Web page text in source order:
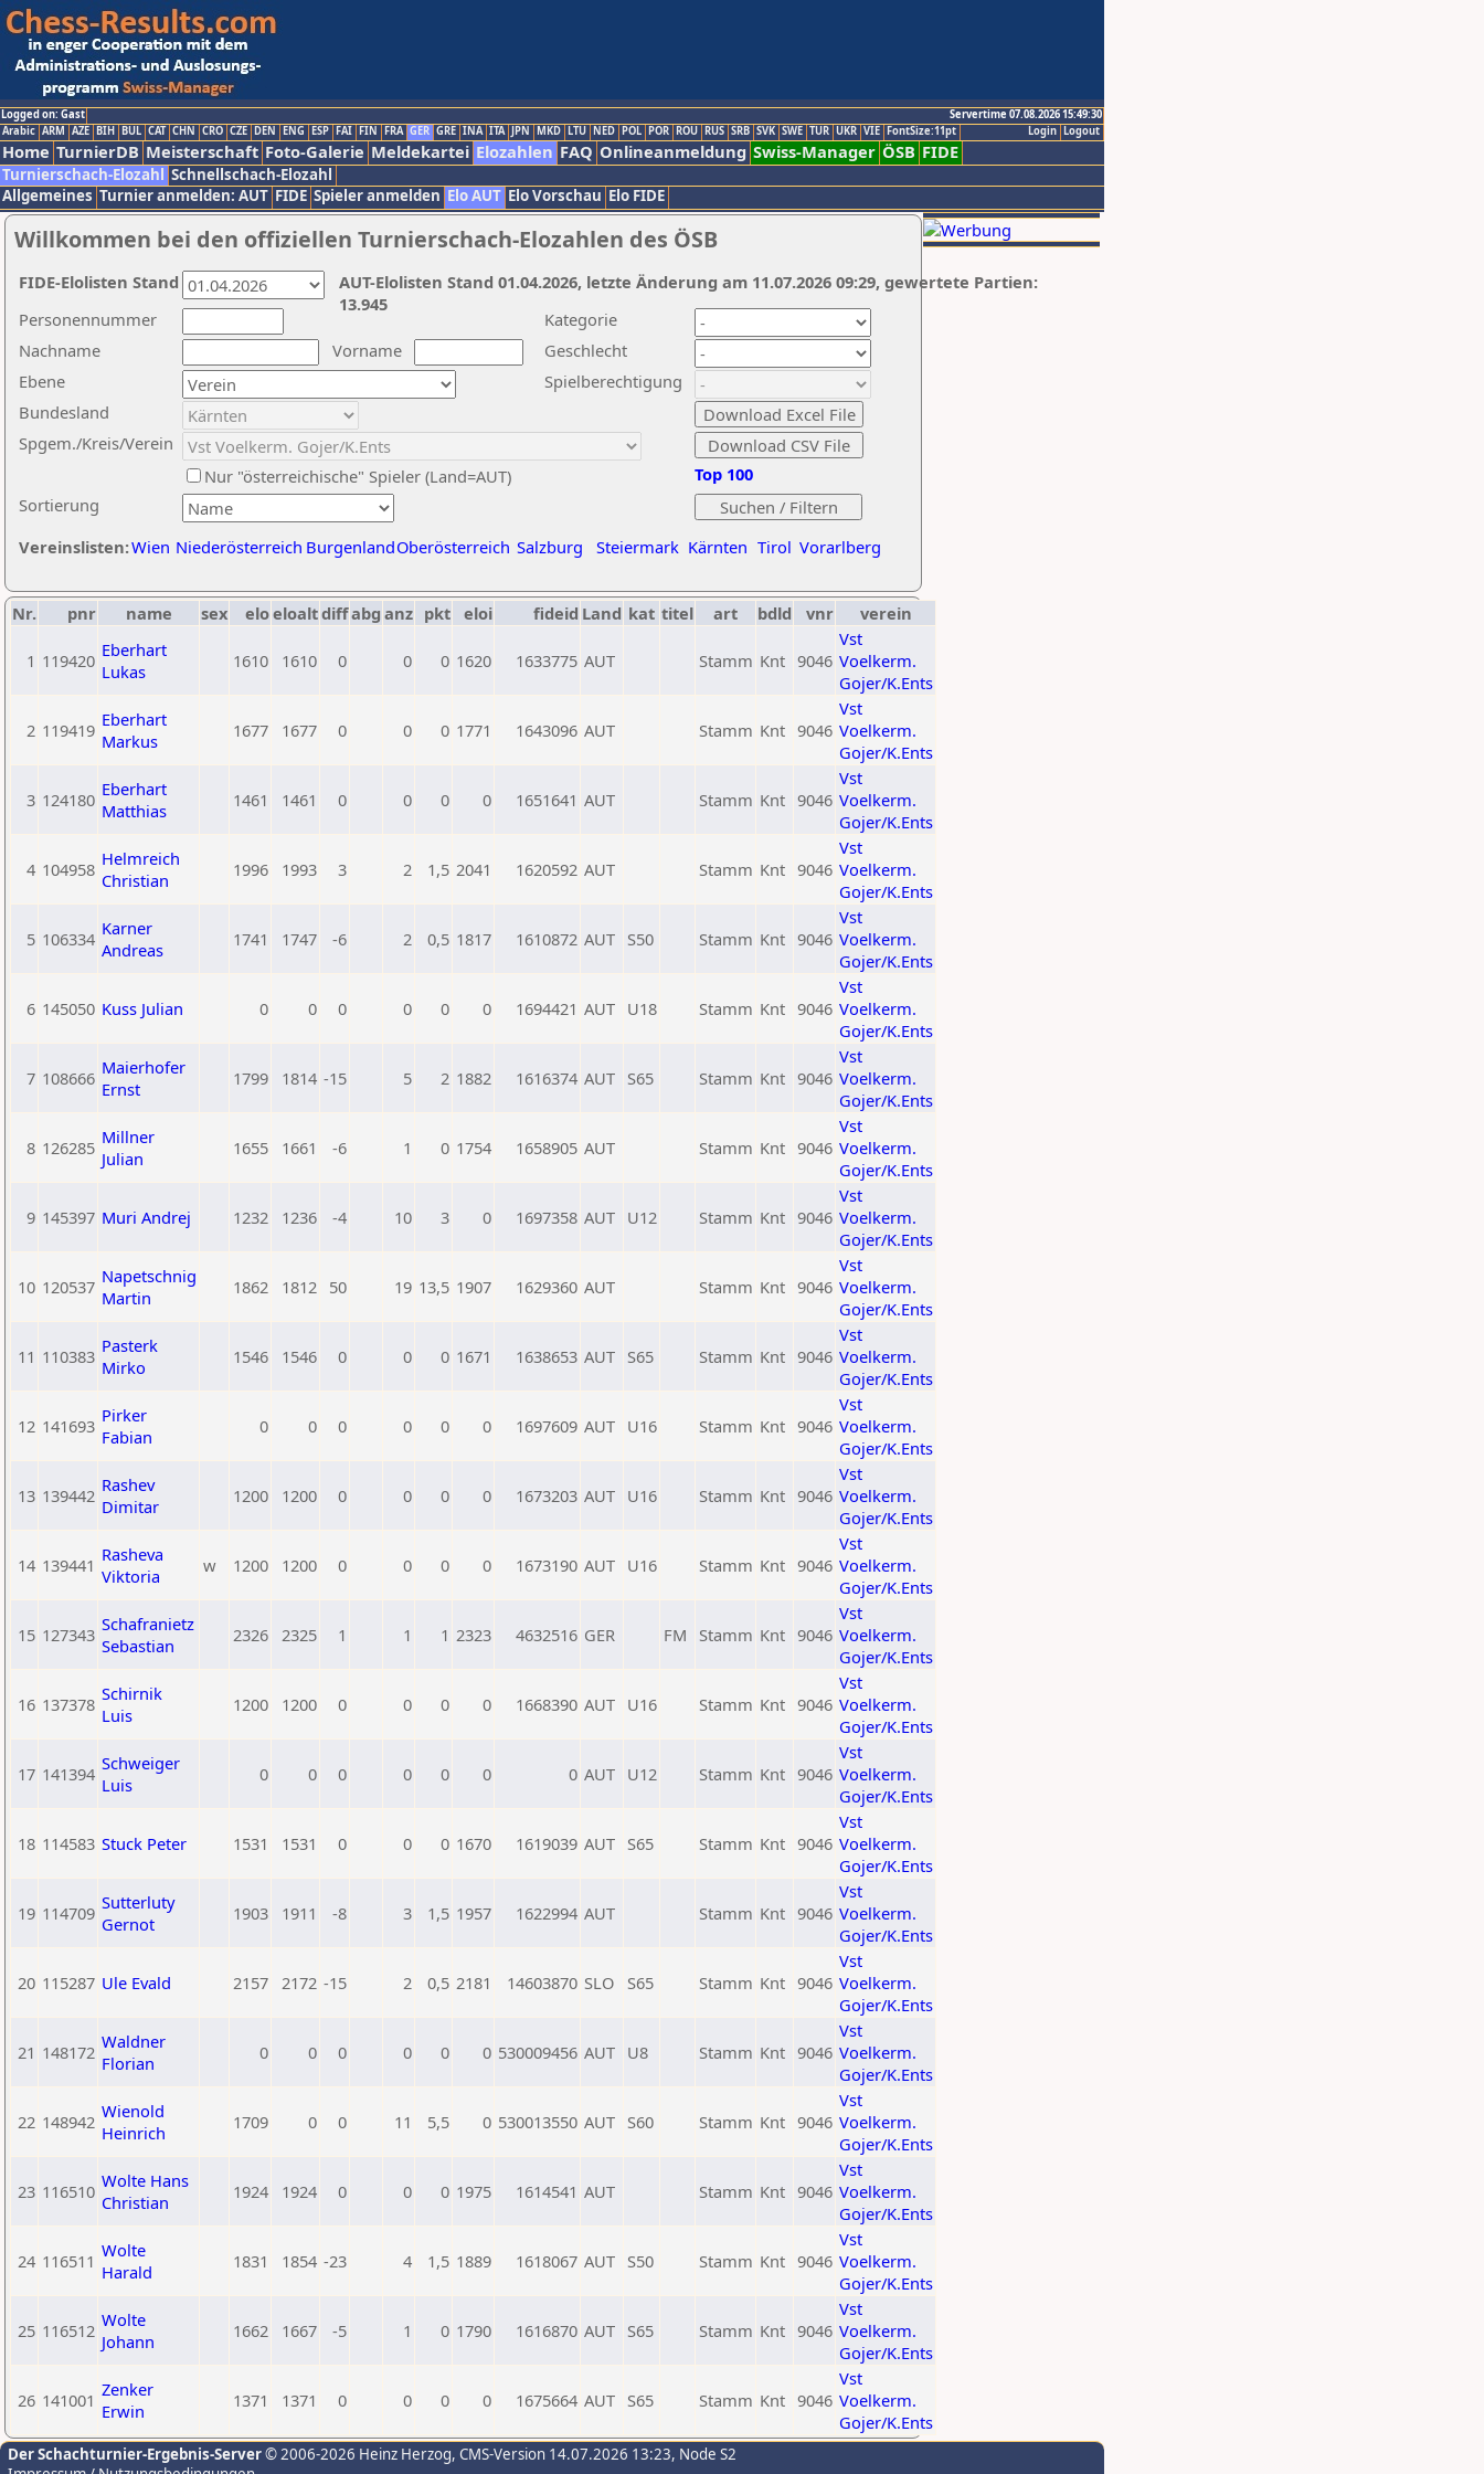
Logged on: Gast
Servertime 07.08.2026 15:49:30
Logout
Login
Arabic ARM AZE BIH BUL CAT CHN CRO CZE DEN ENG ESP FAI FIN FRA GER GRE INA ITA JPN MKD LTU NED POL POR ROU RUS SRB SVK SWE TUR UKR VIE FontSize:11pt
Home TurnierDB Meisterschaft Foto-Galerie Meldekartei Elozahlen FAQ Onlineanmeldung Swiss-Manager ÖSB FIDE
Turnierschach-Elozahl Schnellschach-Elozahl
Allgemeines Turnier anmelden: AUT FIDE Spieler anmelden Elo AUT Elo Vorschau Elo FIDE
Willkommen bei den offiziellen Turnierschach-Elozahlen des ÖSB
Nachname
Vorname
Ebene
Kategorie
Sortierung
Personennummer
Bundesland
Spgem./Kreis/Verein
Geschlecht
Nur "österreichische" Spieler (Land=AUT)
Spielberechtigung
Vereinslisten:Wien Niederösterreich BurgenlandOberösterreich Salzburg Steiermark Kärnten Tirol Vorarlberg
Top 100
AUT-Elolisten Stand 01.04.2026, letzte Änderung am 11.07.2026 09:29, gewertete Partien:
13.945
FIDE-Elolisten Stand
Nr. pnr name sex eloeloaltdiffabg anz pkt eloi fideid Land kat titel art bdld vnr verein
1 119420 Eberhart
Lukas
1610 1610 0 0 0 1620 1633775 AUT Stamm Knt 9046
Vst
Voelkerm.
Gojer/K.Ents
2 119419 Eberhart
Markus
1677 1677 0 0 0 1771 1643096 AUT Stamm Knt 9046
Vst
Voelkerm.
Gojer/K.Ents
3 124180 Eberhart
Matthias
1461 1461 0 0 0 0 1651641 AUT Stamm Knt 9046
Vst
Voelkerm.
Gojer/K.Ents
4 104958 Helmreich
Christian
1996 1993 3 2 1,5 2041 1620592 AUT Stamm Knt 9046
Vst
Voelkerm.
Gojer/K.Ents
5 106334 Karner
Andreas
1741 1747 -6 2 0,5 1817 1610872 AUT S50 Stamm Knt 9046
Vst
Voelkerm.
Gojer/K.Ents
6 145050 Kuss Julian 0 0 0 0 0 0 1694421 AUT U18 Stamm Knt 9046
Vst
Voelkerm.
Gojer/K.Ents
7 108666 Maierhofer
Ernst
1799 1814 -15 5 2 1882 1616374 AUT S65 Stamm Knt 9046
Vst
Voelkerm.
Gojer/K.Ents
8 126285 Millner
Julian
1655 1661 -6 1 0 1754 1658905 AUT Stamm Knt 9046
Vst
Voelkerm.
Gojer/K.Ents
9 145397 Muri Andrej 1232 1236 -4 10 3 0 1697358 AUT U12 Stamm Knt 9046
Vst
Voelkerm.
Gojer/K.Ents
10 120537 Napetschnig
Martin
1862 1812 50 19 13,5 1907 1629360 AUT Stamm Knt 9046
Vst
Voelkerm.
Gojer/K.Ents
11 110383 Pasterk
Mirko
1546 1546 0 0 0 1671 1638653 AUT S65 Stamm Knt 9046
Vst
Voelkerm.
Gojer/K.Ents
12 141693 Pirker
Fabian
0 0 0 0 0 0 1697609 AUT U16 Stamm Knt 9046
Vst
Voelkerm.
Gojer/K.Ents
13 139442 Rashev
Dimitar
1200 1200 0 0 0 0 1673203 AUT U16 Stamm Knt 9046
Vst
Voelkerm.
Gojer/K.Ents
14 139441 Rasheva
Viktoria
w 1200 1200 0 0 0 0 1673190 AUT U16 Stamm Knt 9046
Vst
Voelkerm.
Gojer/K.Ents
15 127343 Schafranietz
Sebastian
2326 2325 1 1 1 2323 4632516 GER FM Stamm Knt 9046
Vst
Voelkerm.
Gojer/K.Ents
16 137378 Schirnik
Luis
1200 1200 0 0 0 0 1668390 AUT U16 Stamm Knt 9046
Vst
Voelkerm.
Gojer/K.Ents
17 141394 Schweiger
Luis
0 0 0 0 0 0 0 AUT U12 Stamm Knt 9046
Vst
Voelkerm.
Gojer/K.Ents
18 114583 Stuck Peter 1531 1531 0 0 0 1670 1619039 AUT S65 Stamm Knt 9046
Vst
Voelkerm.
Gojer/K.Ents
19 114709 Sutterluty
Gernot
1903 1911 -8 3 1,5 1957 1622994 AUT Stamm Knt 9046
Vst
Voelkerm.
Gojer/K.Ents
20 115287 Ule Evald 2157 2172 -15 2 0,5 2181 14603870 SLO S65 Stamm Knt 9046
Vst
Voelkerm.
Gojer/K.Ents
21 148172 Waldner
Florian
0 0 0 0 0 0 530009456 AUT U8 Stamm Knt 9046
Vst
Voelkerm.
Gojer/K.Ents
22 148942 Wienold
Heinrich
1709 0 0 11 5,5 0 530013550 AUT S60 Stamm Knt 9046
Vst
Voelkerm.
Gojer/K.Ents
23 116510 Wolte Hans
Christian
1924 1924 0 0 0 1975 1614541 AUT Stamm Knt 9046
Vst
Voelkerm.
Gojer/K.Ents
24 116511 Wolte
Harald
1831 1854 -23 4 1,5 1889 1618067 AUT S50 Stamm Knt 9046
Vst
Voelkerm.
Gojer/K.Ents
25 116512 Wolte
Johann
1662 1667 -5 1 0 1790 1616870 AUT S65 Stamm Knt 9046
Vst
Voelkerm.
Gojer/K.Ents
26 141001 Zenker
Erwin
1371 1371 0 0 0 0 1675664 AUT S65 Stamm Knt 9046
Vst
Voelkerm.
Gojer/K.Ents
Der Schachturnier-Ergebnis-Server© 2006-2026 Heinz Herzog, CMS-Version 14.07.2026 13:23, Node S2